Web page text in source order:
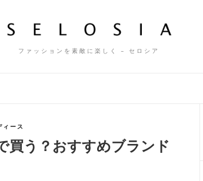
ファッションを素敵に楽しく – セロシア
ィース
買う？おすすめブランド